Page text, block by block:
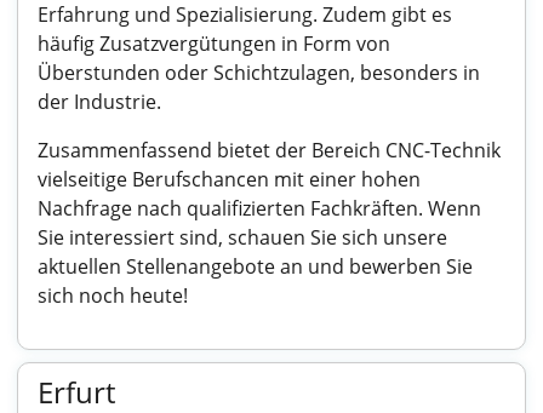
Erfahrung und Spezialisierung. Zudem gibt es
häufig Zusatzvergütungen in Form von
Überstunden oder Schichtzulagen, besonders in
der Industrie.
Zusammenfassend bietet der Bereich CNC-Technik
vielseitige Berufschancen mit einer hohen
Nachfrage nach qualifizierten Fachkräften. Wenn
Sie interessiert sind, schauen Sie sich unsere
aktuellen Stellenangebote an und bewerben Sie
sich noch heute!
Erfurt